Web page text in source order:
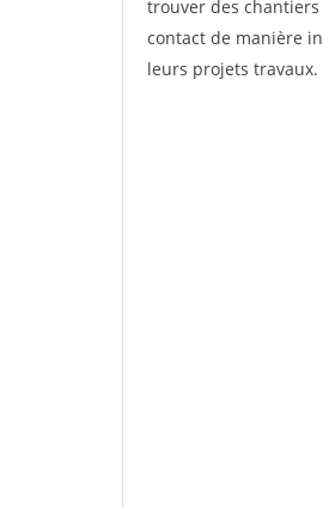
trouver des
contact de manière
leurs projets travaux.